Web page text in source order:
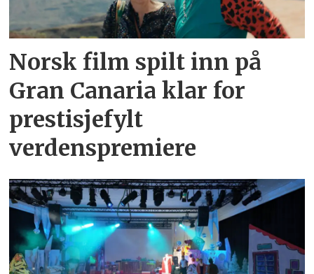
Norsk film spilt inn på
Gran Canaria klar for
prestisjefylt
verdenspremiere